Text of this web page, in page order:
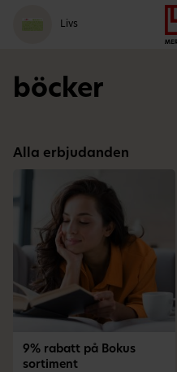
Livs
böcker
Alla erbjudanden
9% rabatt på Bokus
sortiment